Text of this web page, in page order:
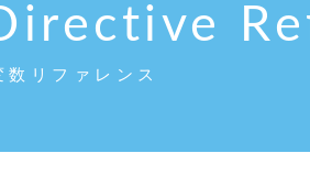
数リファレンス